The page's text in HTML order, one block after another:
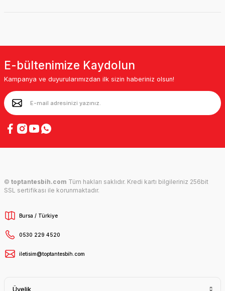
E-bültenimize Kaydolun
Kampanya ve duyurularımızdan ilk sizin haberiniz olsun!
© toptantesbih.com Tüm hakları saklıdır. Kredi kartı bilgileriniz 256bit
SSL sertifikası ile korunmaktadır.
Bursa / Türkiye
0530 229 4520
iletisim@toptantesbih.com
Üyelik